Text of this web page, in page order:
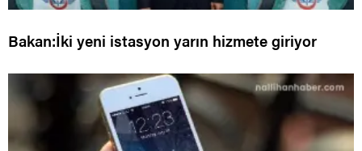
Bakan:İki yeni istasyon yarın hizmete giriyor